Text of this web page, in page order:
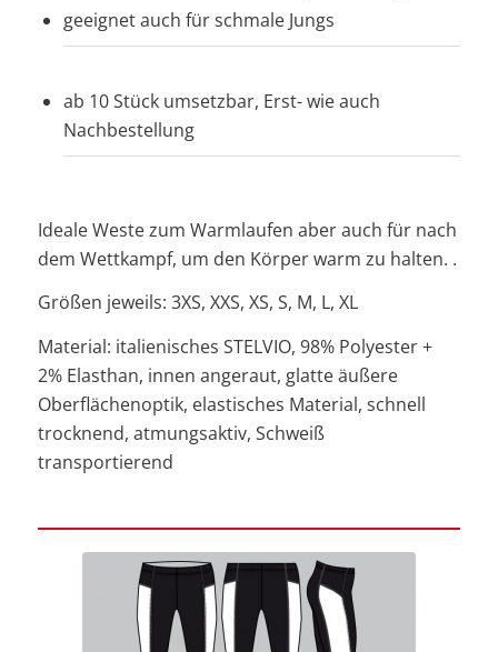
geeignet auch für schmale Jungs
ab 10 Stück umsetzbar, Erst- wie auch
Nachbestellung
Ideale Weste zum Warmlaufen aber auch für nach
dem Wettkampf, um den Körper warm zu halten. .
Größen jeweils: 3XS, XXS, XS, S, M, L, XL
Material: italienisches STELVIO, 98% Polyester +
2% Elasthan, innen angeraut, glatte äußere
Oberflächenoptik, elastisches Material, schnell
trocknend, atmungsaktiv, Schweiß
transportierend